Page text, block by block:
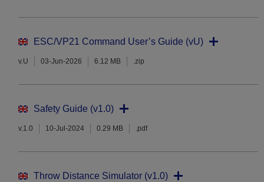
ESC/VP21 Command User’s Guide (vU)
v.U 03-Jun-2026 6.12 MB .zip
Safety Guide (v1.0)
v.1.0 10-Jul-2024 0.29 MB .pdf
Throw Distance Simulator (v1.0)